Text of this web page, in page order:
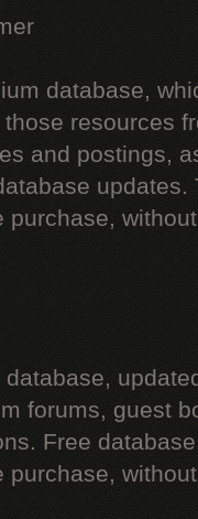
database,
resources
and postings,
updates.
purchase,
forums, guest
Free
purchase,